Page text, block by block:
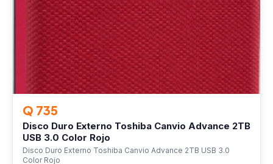
Q 735
Disco Duro Externo Toshiba Canvio Advance 2TB
USB 3.0 Color Rojo
Disco Duro Externo Toshiba Canvio Advance 2TB USB 3.0
Color Rojo